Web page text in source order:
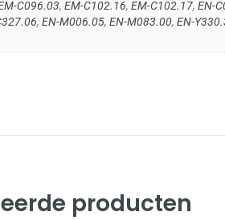
C096.03, EM-C102.16, EM-C102.17, EN-
, EN-M006.05, EN-M083.00, EN-
producten